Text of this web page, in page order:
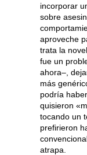
incorporar
sobre
aproveche
trata la
fue un
ahora–,
más
podría
quisieron
tocando un
prefirieron
atrapa.